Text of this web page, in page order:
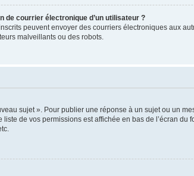
de courrier électronique d’un utilisateur ?
peuvent envoyer des courriers électroniques aux
malveillants ou des robots.
sujet ». Pour publier une réponse à un sujet ou un
de vos permissions est affichée en bas de l’écran